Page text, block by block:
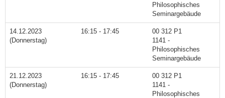
Philosophisches
Seminargebäude
14.12.2023
(Donnerstag)
16:15 - 17:45
00 312 P1
1141 -
Philosophisches
Seminargebäude
21.12.2023
(Donnerstag)
16:15 - 17:45
00 312 P1
1141 -
Philosophisches